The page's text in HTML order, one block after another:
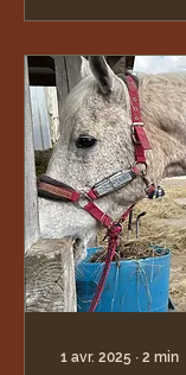
1 avr. 2025 ∙ 2 min